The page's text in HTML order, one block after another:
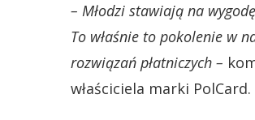
– Młodzi stawiają na
To właśnie to pokolenie w
rozwiązań płatniczych –
właściciela marki PolCard.